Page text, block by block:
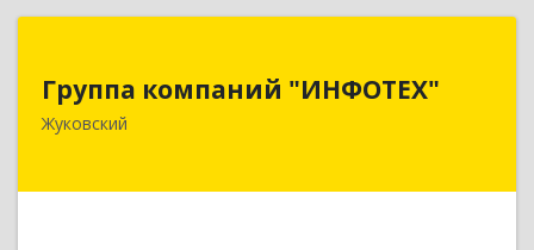
Группа компаний "ИНФОТЕХ"
Жуковский
140180, Московская обл, Жуковский г, Чкалова
Подробнее